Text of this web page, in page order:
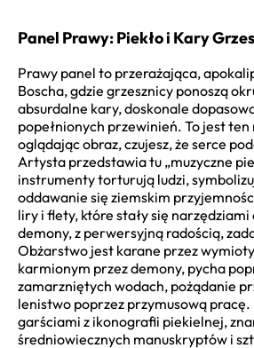
Panel Prawy: Piekło i Kary
Prawy panel to przerażająca,
Boscha, gdzie grzesznicy ponoszą
absurdalne kary, doskonale
popełnionych przewinień. To jest
oglądając obraz, czujesz, że serce
Artysta przedstawia tu „muzyczne
instrumenty torturują ludzi,
oddawanie się ziemskim
liry i flety, które stały się
demony, z perwersyjną radością,
Obżarstwo jest karane przez
karmionym przez demony, pycha
zamarzniętych wodach, pożądanie
lenistwo poprzez przymusową pracę.
garściami z ikonografii piekielnej,
średniowiecznych manuskryptów i